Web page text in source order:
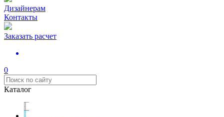
Дизайнерам
Контакты
Заказать расчет
0
Каталог